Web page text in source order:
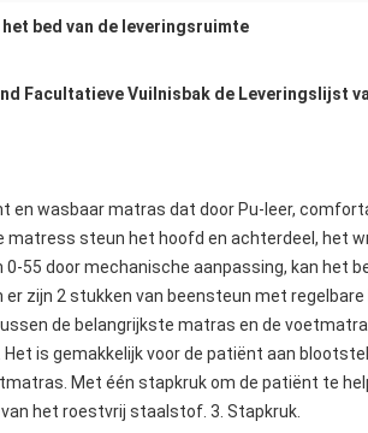
het bed van de leveringsruimte
Facultatieve Vuilnisbak de Leveringslijst
en wasbaar matras dat door Pu-leer,
matress steun het hoofd en achterdeel, het
55 door mechanische aanpassing, kan het
er zijn 2 stukken van beensteun met
de belangrijkste matras en de
is gemakkelijk voor de patiënt aan
Met één stapkruk om de patiënt te
van het roestvrij staalstof. 3. Stapkruk.